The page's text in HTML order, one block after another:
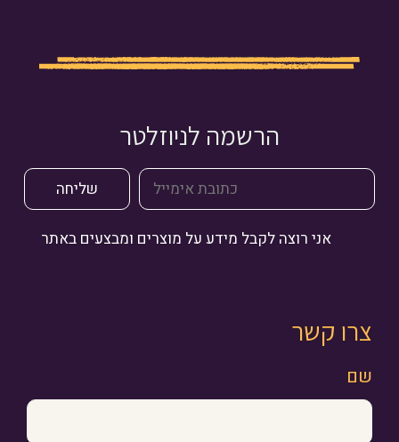
הרשמה לניוזלטר
אני רוצה לקבל מידע על מוצרים ומבצעים באתר
צרו קשר
שם